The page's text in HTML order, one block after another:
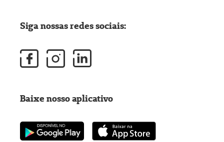
Siga nossas redes sociais:
Baixe nosso aplicativo